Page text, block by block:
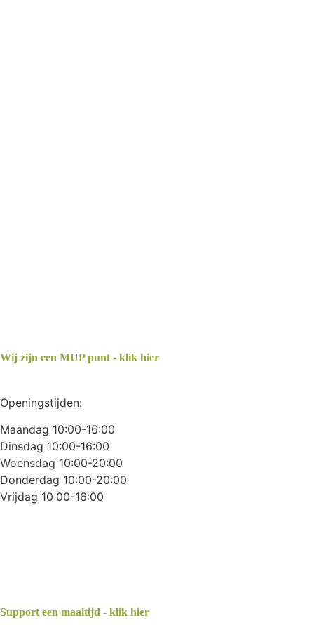
Wij zijn een MUP punt - klik hier
Openingstijden:
Maandag 10:00-16:00
Dinsdag 10:00-16:00
Woensdag 10:00-20:00
Donderdag 10:00-20:00
Vrijdag 10:00-16:00
Support een maaltijd - klik hier